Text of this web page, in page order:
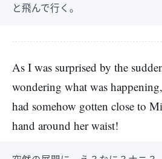
と飛んで行く。
As I was surprised by the
wondering what was
had somehow gotten close to
hand around her waist!